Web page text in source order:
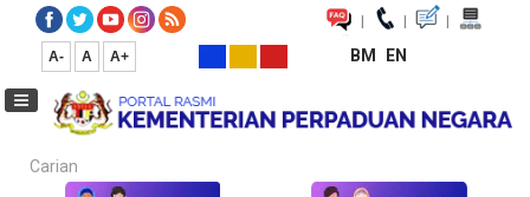
| | |
A- A A+ BM EN
Carian...